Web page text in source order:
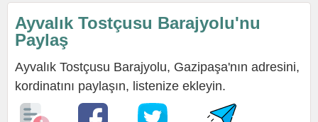
Ayvalık Tostçusu Barajyolu'nu
Paylaş
Ayvalık Tostçusu Barajyolu, Gazipaşa'nın adresini,
kordinatını paylaşın, listenize ekleyin.